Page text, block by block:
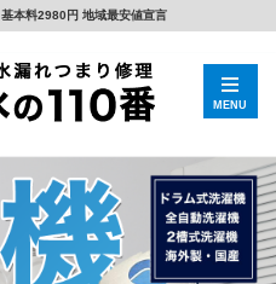
本料2980円 地域最安値宣言
MENU